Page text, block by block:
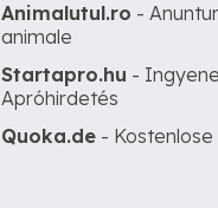
Animalutul.ro -
animale
Startapro.hu -
Apróhirdetés
Quoka.de - Kostenlose